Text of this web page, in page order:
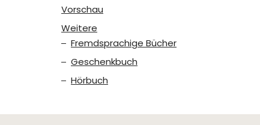
Vorschau
Weitere
Fremdsprachige Bücher
Geschenkbuch
Hörbuch